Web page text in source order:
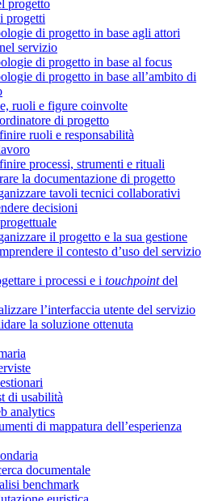
progetto
progetti
di progetto in base agli attori
servizio
di progetto in base al focus
di progetto in base all’ambito di
ruoli e figure coinvolte
di progetto
ruoli e responsabilità
processi, strumenti e rituali
la documentazione di progetto
tavoli tecnici collaborativi
decisioni
il progetto e la sua gestione
il contesto d’uso del servizio
i processi e i touchpointdel
l’interfaccia utente del servizio
la soluzione ottenuta
di usabilità
analytics
di mappatura dell’esperienza
documentale
benchmark